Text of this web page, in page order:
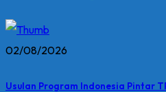
02/08/2026
Usulan Program Indonesia Pintar